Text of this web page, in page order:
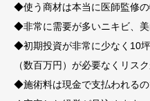
◆使う商材は本当に医師監修
◆非常に需要が多いニキビ、
◆初期投資が非常に少なく10
（数百万円）が必要なくリスク
◆施術料は現金で支払われる